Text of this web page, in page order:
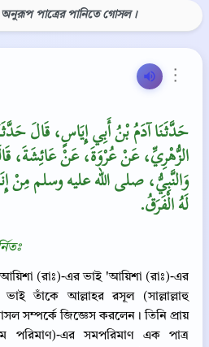
অনুরূপ পাত্রের পানিতে গোসল।
⋮
حَدَّثَنَا آدَمُ بْنُ أَبِي إِيَاسٍ، قَالَ
الزُّهْرِيِّ، عَنْ عُرْوَةَ، عَنْ عَائِشَةَ،
وَالنَّبِيُّ، صلى الله عليه وسلم مِنْ
لَهُ الْفَرَقُ‏.‏
(রাঃ)-এর ভাই 'আয়িশা (রাঃ)-এর
তাঁকে আল্লাহর রসূল (সাল্লাল্লাহু
সম্পর্কে জিজ্ঞেস করলেন। তিনি প্রায়
পরিমাণ)-এর সমপরিমাণ এক পাত্র